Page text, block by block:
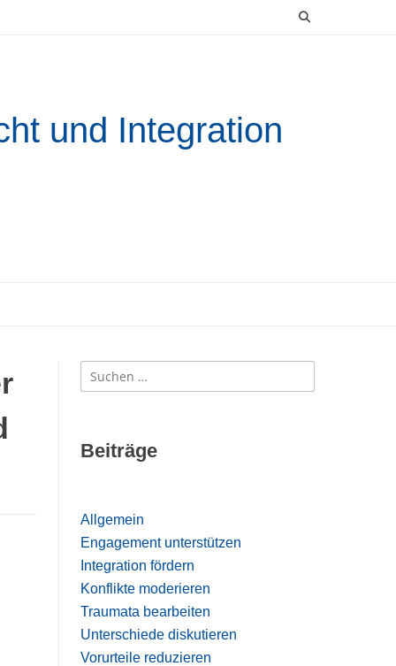
und Integration
Suchen
nach:
Beiträge
Allgemein
Engagement unterstützen
Integration fördern
Konflikte moderieren
Traumata bearbeiten
Unterschiede diskutieren
Vorurteile reduzieren